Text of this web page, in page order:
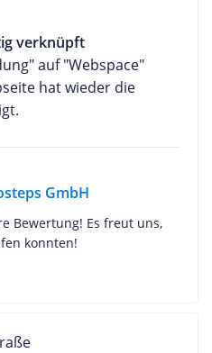
verknüpft
auf "Webspace"
hat wieder die
GmbH
Bewertung! Es freut uns,
konnten!